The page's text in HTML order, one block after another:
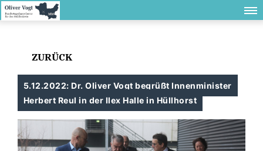
ZURÜCK
5.12.2022: Dr. Oliver Vogt begrüßt Innenminister
Herbert Reul in der Ilex Halle in Hüllhorst